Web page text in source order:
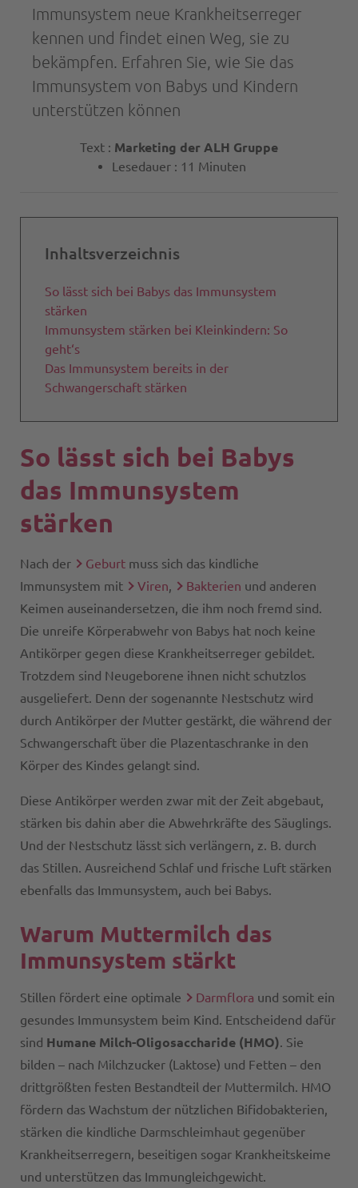
Immunsystem neue Krankheitserreger
kennen und findet einen Weg, sie zu
bekämpfen. Erfahren Sie, wie Sie das
Immunsystem von Babys und Kindern
unterstützen können
Text : Marketing der ALH Gruppe
Lesedauer : 11 Minuten
Inhaltsverzeichnis
So lässt sich bei Babys das Immunsystem
stärken
Immunsystem stärken bei Kleinkindern: So
geht‘s
Das Immunsystem bereits in der
Schwangerschaft stärken
So lässt sich bei Babys
das Immunsystem
stärken
Nach der Geburt muss sich das kindliche
Immunsystem mit
Viren, Bakterien und anderen
Keimen auseinandersetzen, die ihm noch fremd sind.
Die unreife Körperabwehr von Babys hat noch keine
Antikörper gegen diese Krankheitserreger gebildet.
Trotzdem sind Neugeborene ihnen nicht schutzlos
ausgeliefert. Denn der sogenannte Nestschutz wird
durch Antikörper der Mutter gestärkt, die während der
Schwangerschaft über die Plazentaschranke in den
Körper des Kindes gelangt sind.
Diese Antikörper werden zwar mit der Zeit abgebaut,
stärken bis dahin aber die Abwehrkräfte des Säuglings.
Und der Nestschutz lässt sich verlängern, z. B. durch
das Stillen. Ausreichend Schlaf und frische Luft stärken
ebenfalls das Immunsystem, auch bei Babys.
Warum Muttermilch das
Immunsystem stärkt
Stillen fördert eine optimale Darmflora und somit ein
gesundes Immunsystem beim Kind. Entscheidend dafür
sind Humane Milch-Oligosaccharide (HMO). Sie
bilden – nach Milchzucker (Laktose) und Fetten – den
drittgrößten festen Bestandteil der Muttermilch. HMO
fördern das Wachstum der nützlichen Bifidobakterien,
stärken die kindliche Darmschleimhaut gegenüber
Krankheitserregern, beseitigen sogar Krankheitskeime
und unterstützen das Immungleichgewicht.